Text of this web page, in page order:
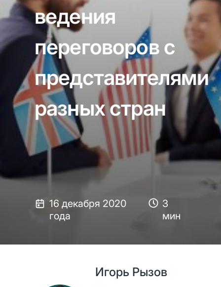
ведения
переговоров с
представителями
разных стран
16 декабря 2020
года
3
мин
Игорь Рызов